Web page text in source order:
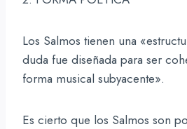
Los Salmos tienen una
duda fue diseñada para ser
forma musical subyacente».
Es cierto que los Salmos son